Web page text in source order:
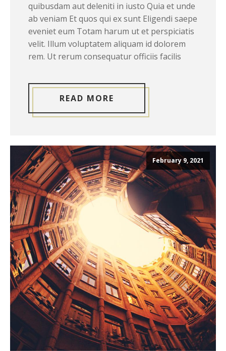
quibusdam aut deleniti in iusto Quia et unde
ab veniam Et quos qui ex sunt Eligendi saepe
eveniet eum Totam harum ut et perspiciatis
velit. Illum voluptatem aliquam id dolorem
rem. Ut rerum consequatur officiis facilis
READ MORE
February 9, 2021